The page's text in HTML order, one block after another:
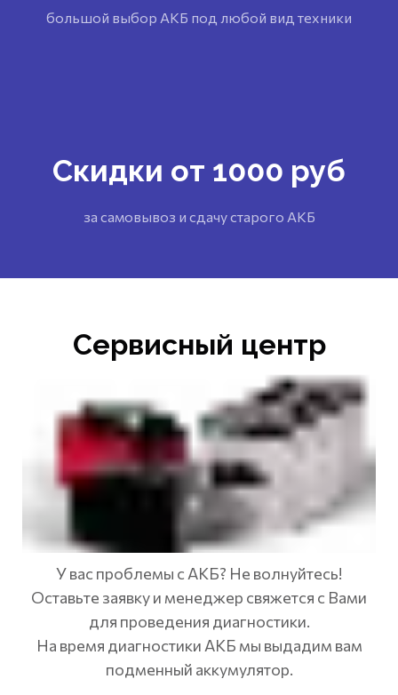
большой выбор АКБ под любой вид техники
Скидки от 1000 руб
за самовывоз и сдачу старого АКБ
Сервисный центр
У вас проблемы с АКБ? Не волнуйтесь!
Оставьте заявку и менеджер свяжется с Вами
для проведения диагностики.
На время диагностики АКБ мы выдадим вам
подменный аккумулятор.